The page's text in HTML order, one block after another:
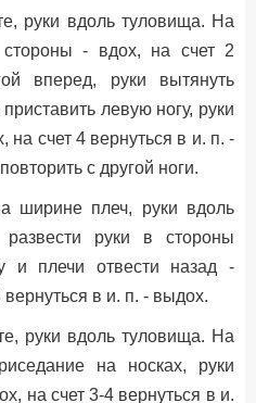
руки вдоль туловища. На
- вдох, на счет 2
вперед, руки вытянуть
левую ногу, руки
на счет 4 вернуться в и. п. -
с другой ноги.
ширине плеч, руки вдоль
руки в стороны
и плечи отвести назад -
вернуться в и. п. - выдох.
руки вдоль туловища. На
на носках, руки
на счет 3-4 вернуться в и.